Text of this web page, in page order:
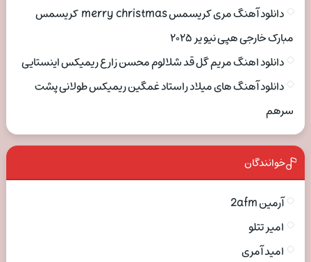
دانلود آهنگ مری کریسمس merry christmas کریسمس
مبارک خارجی هپی نیو یر ۲۰۲۵
دانلود اهنگ مریم گل قد شلالوم محسن زارع ریمیکس اینستایی
دانلود آهنگ های میلاد راستاد غمگین ریمیکس طولانی پشت
سرهم
خوانندگان
آرمین 2afm
امیر تتلو
امید آمری